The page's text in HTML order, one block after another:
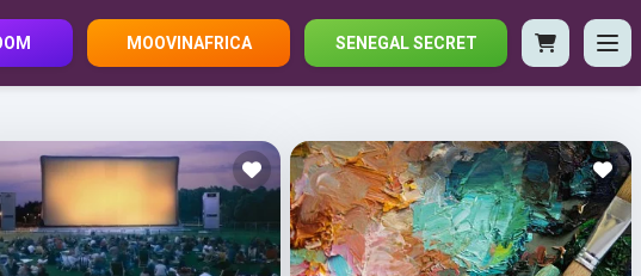
MOOVINAFRICA SENEGAL SECRET